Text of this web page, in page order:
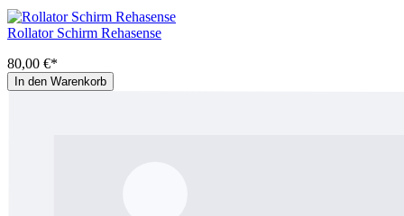
Rollator Schirm Rehasense
80,00 €*
In den Warenkorb